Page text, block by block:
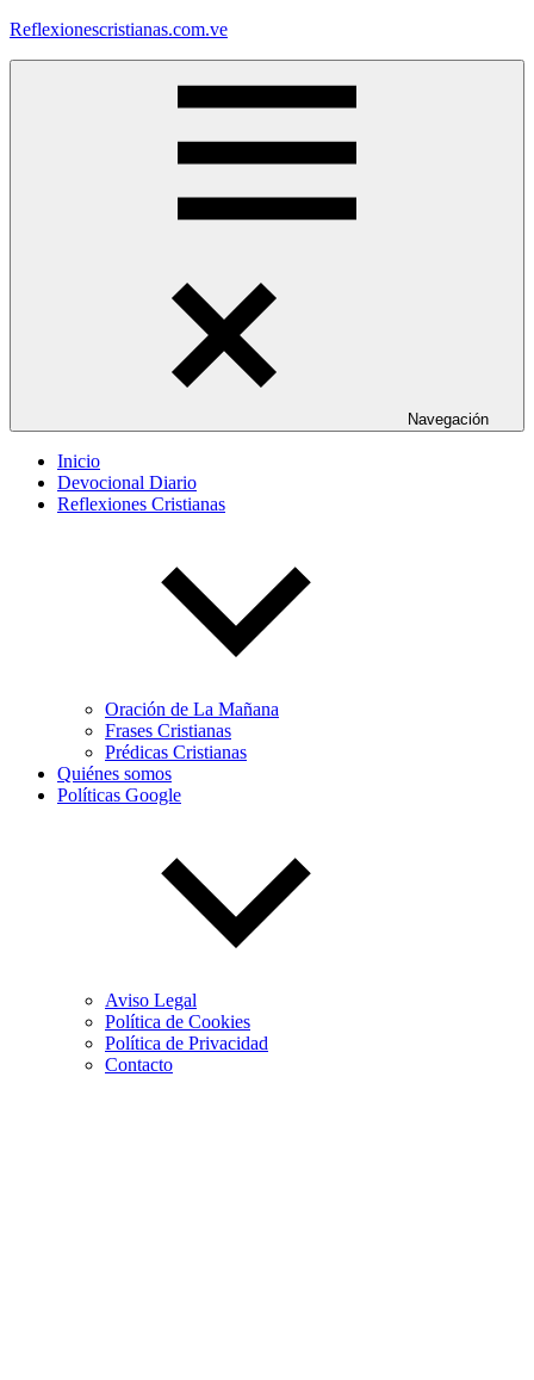
Saltar
Reflexionescristianas.com.ve
Navegación
Inicio
Devocional Diario
Reflexiones Cristianas
Oración de La Mañana
Frases Cristianas
Prédicas Cristianas
Quiénes somos
Políticas Google
Aviso Legal
Política de Cookies
Política de Privacidad
Contacto